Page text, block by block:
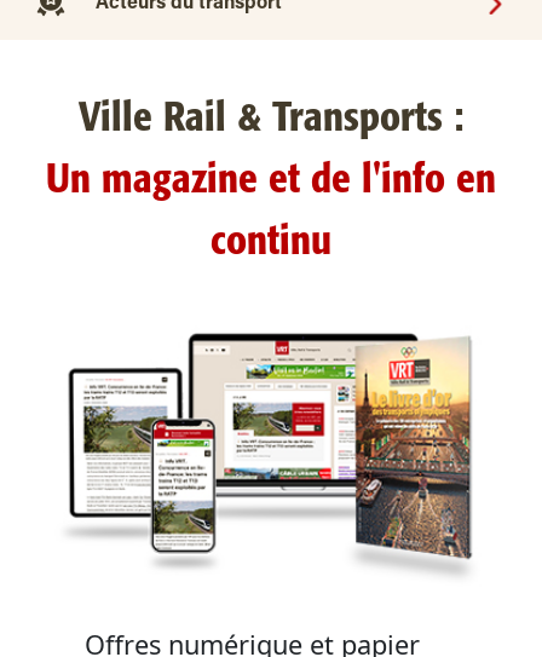
Ville Rail & Transports :
Un magazine et de l'info en
continu
Offres numérique et papier